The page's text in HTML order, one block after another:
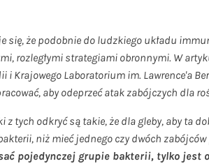
się, że podobnie do ludzkiego układu
rozległymi strategiami obronnymi. W
i Krajowego Laboratorium im. Lawrence'a
aby odeprzeć atak zabójczych dla
z tych odkryć są takie, że dla gleby, aby ta
niż mieć jednego czy dwóch zabójców
pojedynczej grupie bakterii, tylko jest